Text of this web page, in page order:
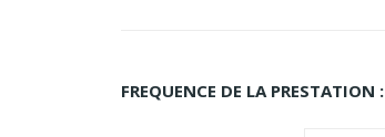
FREQUENCE DE LA PRESTATION :